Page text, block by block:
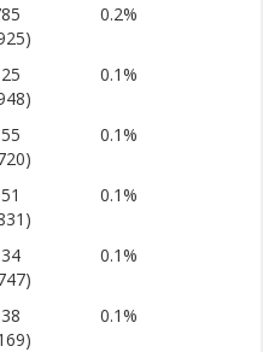
0.2%
0.1%
0.1%
0.1%
0.1%
0.1%